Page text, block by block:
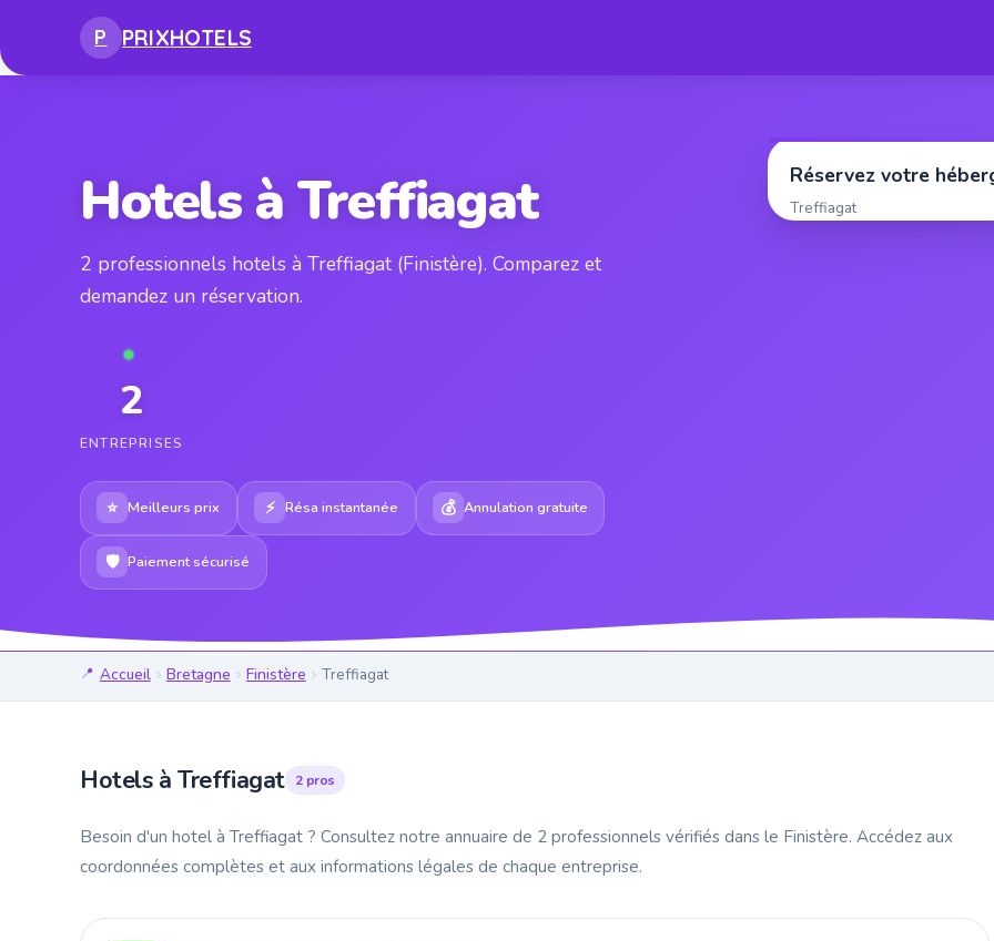
P PRIXHOTELS
Hotels à Treffiagat
2 professionnels hotels à Treffiagat (Finistère). Comparez et
demandez un réservation.
2
ENTREPRISES
⭐ Meilleurs prix ⚡ Résa instantanée 💰 Annulation gratuite
🛡 Paiement sécurisé
Réservez votre
Treffiagat
Accueil Bretagne Finistère Treffiagat
Hotels à Treffiagat 2 pros
Besoin d'un hotel à Treffiagat ? Consultez notre annuaire de 2 professionnels vérifiés dans le Finistère. Accédez aux
coordonnées complètes et aux informations légales de chaque entreprise.